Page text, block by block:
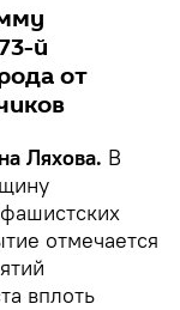
й
от
Ляхова. В
отмечается
вплоть